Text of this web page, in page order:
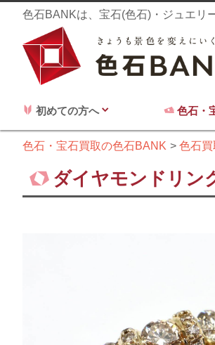
色石BANKは、宝石(色石)・ジュエリ
初めての方へ 色石・
色石・宝石買取の色石BANK 色石
ダイヤモンドリン